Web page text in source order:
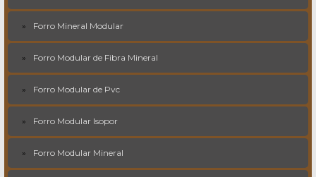
Forro Mineral Modular
Forro Modular de Fibra Mineral
Forro Modular de Pvc
Forro Modular Isopor
Forro Modular Mineral